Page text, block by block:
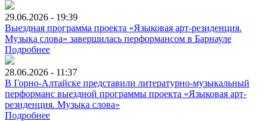
29.06.2026 - 19:39
Выездная программа проекта «Языковая арт-резиденция.
Музыка слова» завершилась перформансом в Барнауле
Подробнее
28.06.2026 - 11:37
В Горно-Алтайске представили литературно-музыкальный
перформанс выездной программы проекта «Языковая арт-
резиденция. Музыка слова»
Подробнее